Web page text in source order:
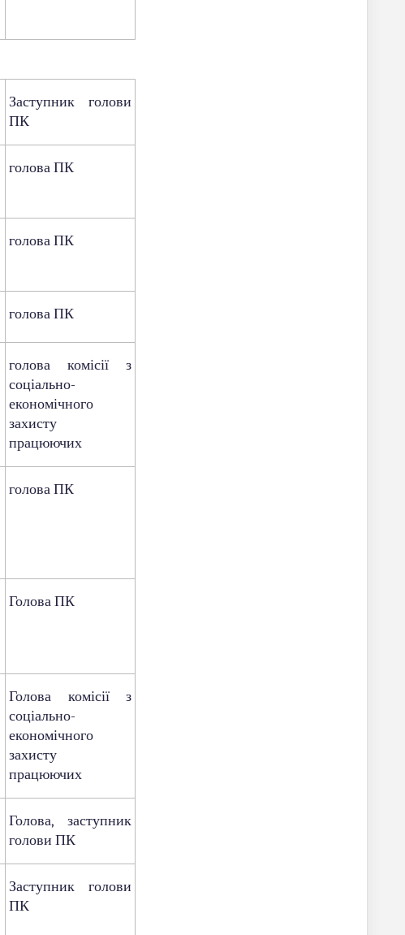
Заступник голови
ПК
голова ПК
голова ПК
голова ПК
голова комісії з
соціально-
економічного
захисту
працюючих
голова ПК
Голова ПК
Голова комісії з
соціально-
економічного
захисту
працюючих
Голова, заступник
голови ПК
Заступник голови
ПК